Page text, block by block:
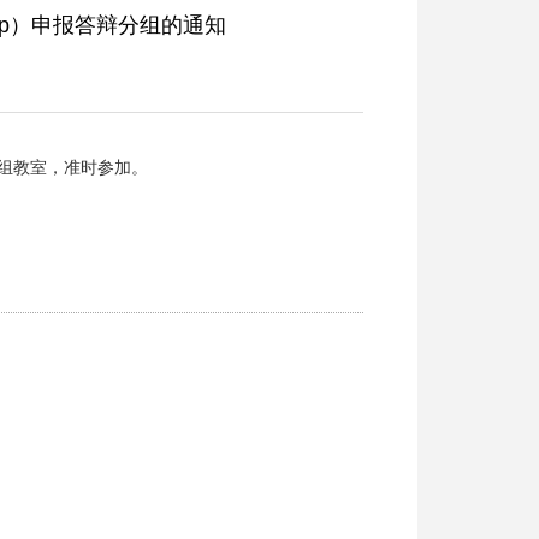
> 本科教育>ag旗舰厅官方网站的公告
）申报答辩分组的通知
教室，准时参加。